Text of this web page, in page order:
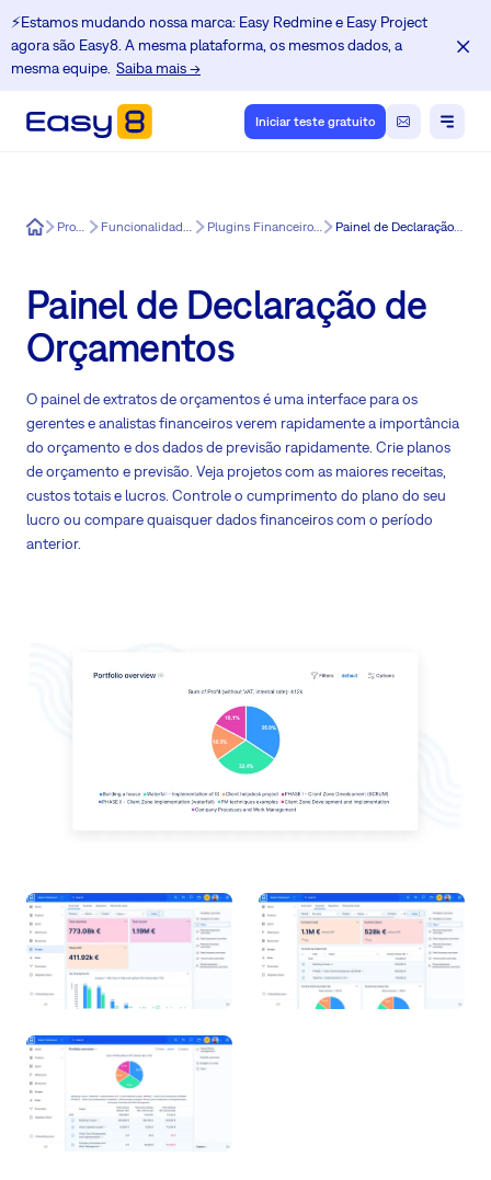
⚡️Estamos mudando nossa marca: Easy Redmine e Easy Project
agora são Easy8. A mesma plataforma, os mesmos dados, a
mesma equipe. Saiba mais →
Iniciar teste gratuito
Easy8 Produtos Funcionalidades do Easy8 Plugins Financeiros para o Easy8 Painel de Declaração de Orçamentos
Painel de Declaração de
Orçamentos
O painel de extratos de orçamentos é uma interface para os
gerentes e analistas financeiros verem rapidamente a importância
do orçamento e dos dados de previsão rapidamente. Crie planos
de orçamento e previsão. Veja projetos com as maiores receitas,
custos totais e lucros. Controle o cumprimento do plano do seu
lucro ou compare quaisquer dados financeiros com o período
anterior.